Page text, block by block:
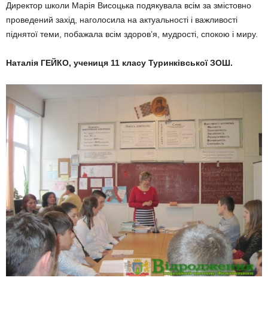
Директор школи Марія Висоцька подякувала всім за змістовно
проведений захід, наголосила на актуальності і важливості
піднятої теми, побажала всім здоров’я, мудрості, спокою і миру.
Наталія ГЕЙКО, учениця 11 класу Туринківської ЗОШ.